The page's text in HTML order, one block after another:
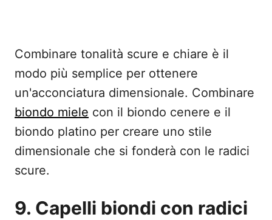
Combinare tonalità scure e chiare è il
modo più semplice per ottenere
un'acconciatura dimensionale. Combinare
biondo miele con il biondo cenere e il
biondo platino per creare uno stile
dimensionale che si fonderà con le radici
scure.
9. Capelli biondi con radici